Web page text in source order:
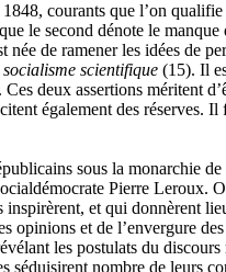
courants que l’on
le second dénote le
née de ramener les idées de
scientifique (15). Il
deux assertions méritent
également des réserves.
sous la monarchie
Pierre Leroux.
et qui donnèrent
et de l’envergure
les postulats du
séduisirent nombre de leurs